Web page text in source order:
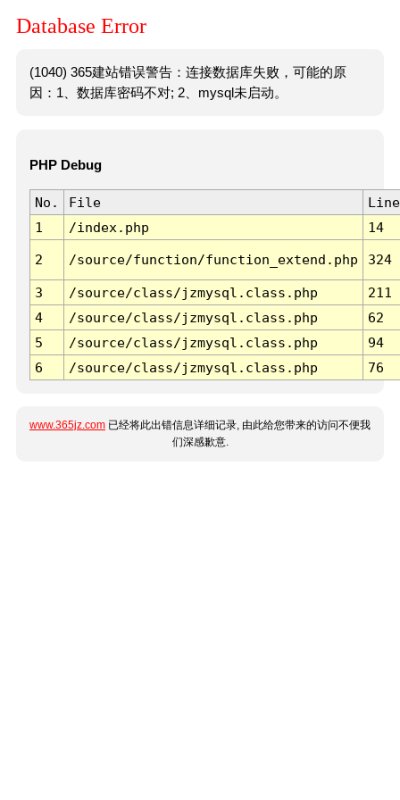
Database Error
(1040) 365建站错误警告：连接数据库失败，可能的原
因：1、数据库密码不对; 2、mysql未启动。
PHP Debug
No. File
Line
1
/index.php 14
2 /source/function/function_extend.php 324
3 /source/class/jzmysql.class.php
211
4
/source/class/jzmysql.class.php
62
5
/source/class/jzmysql.class.php
94
6
/source/class/jzmysql.class.php 76
www.365jz.com 已经将此出错信息详细记录, 由此给您带来的访问不便我
们深感歉意.